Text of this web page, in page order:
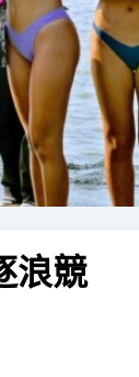
浪競